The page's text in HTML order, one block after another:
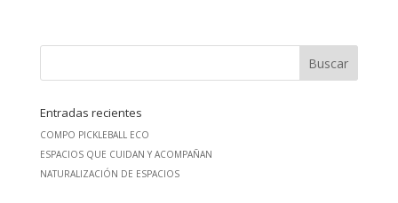
Entradas recientes
COMPO PICKLEBALL ECO
ESPACIOS QUE CUIDAN Y ACOMPAÑAN
NATURALIZACIÓN DE ESPACIOS